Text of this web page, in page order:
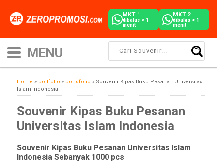
MKT 1
dibalas < 1
menit
MKT 2
dibalas < 1
menit
Home » portfolio » portofolio » Souvenir Kipas Buku Pesanan Universitas
Islam Indonesia
Souvenir Kipas Buku Pesanan
Universitas Islam Indonesia
Souvenir Kipas Buku Pesanan Universitas Islam
Indonesia Sebanyak 1000 pcs